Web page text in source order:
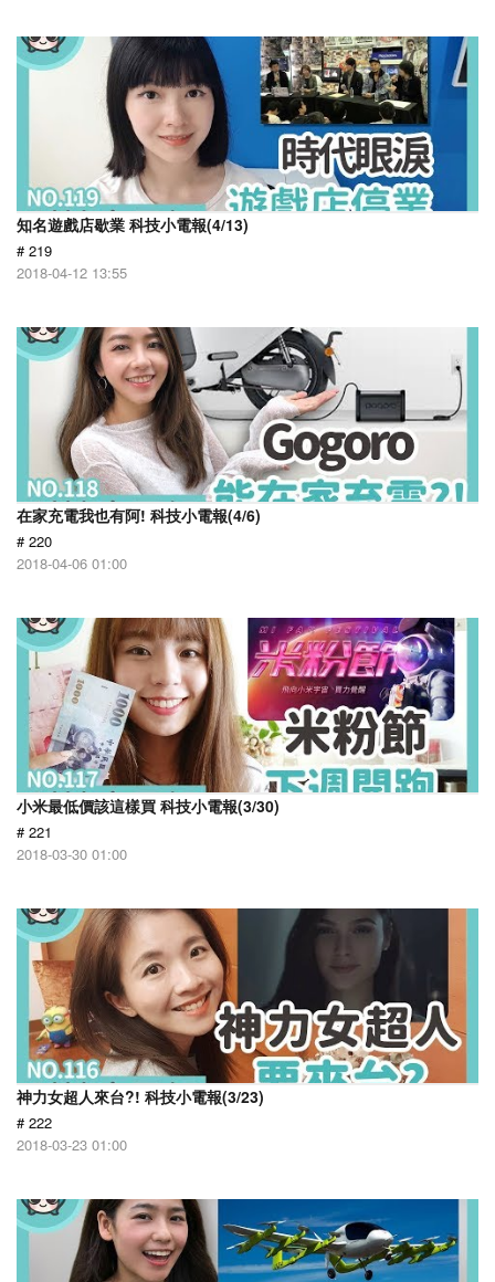
知名遊戲店歇業 科技小電報(4/13)
# 219
2018-04-12 13:55
在家充電我也有阿! 科技小電報(4/6)
# 220
2018-04-06 01:00
小米最低價該這樣買 科技小電報(3/30)
# 221
2018-03-30 01:00
神力女超人來台?! 科技小電報(3/23)
# 222
2018-03-23 01:00